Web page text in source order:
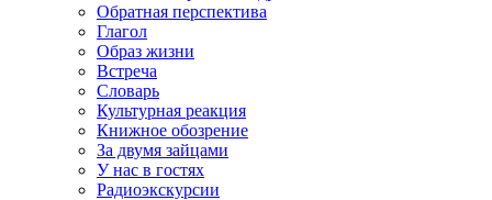
Обратная перспектива
Глагол
Образ жизни
Встреча
Словарь
Культурная реакция
Книжное обозрение
За двумя зайцами
У нас в гостях
Радиоэкскурсии